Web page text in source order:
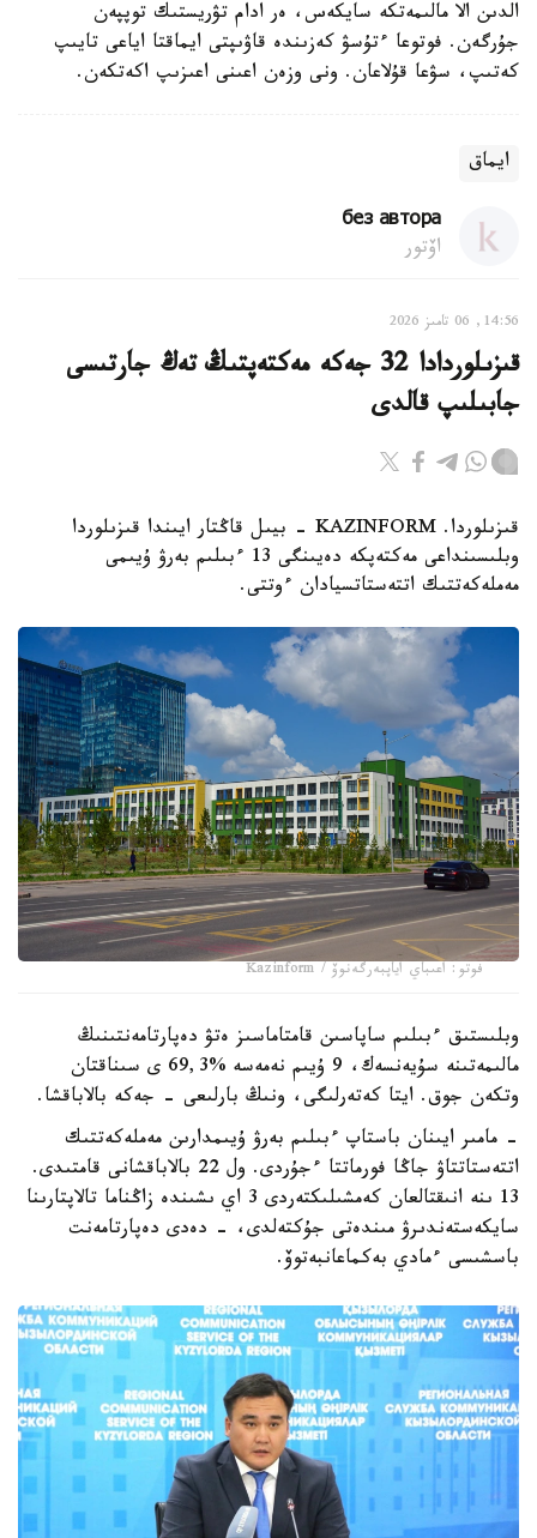
الدىن الا مالىمەتكە سايكەس، ەر ادام تۋريستىك توپپەن
جۇرگەن. فوتوعا ءتۇسۋ كەزىندە قاۋىپتى ايماقتا اياعى تايىپ
كەتىپ، سۋعا قۇلاعان. ونى وزەن اعىنى اعىزىپ اكەتكەن.
ايماق
без автора
اۆتور
14:56, 06 تامىز 2026
قىزىلوردادا 32 جەكە مەكتەپتىڭ تەڭ جارتىسى
جابىلىپ قالدى
قىزىلوردا. KAZINFORM - بيىل قاڭتار ايىندا قىزىلوردا
وبلىسىنداعى مەكتەپكە دەيىنگى 13 ءبىلىم بەرۋ ۇيىمى
مەملەكەتتىك اتتەستاتسيادان ءوتتى.
فوتو: اعىباي اياپبەرگەنوۆ / Kazinform
وبلىستىق ءبىلىم ساپاسىن قامتاماسىز ەتۋ دەپارتامەنتىنىڭ
مالىمەتىنە سۇيەنسەك، 9 ۇيىم نەمەسە %69,3 ى سىناقتان
وتكەن جوق. ايتا كەتەرلىگى، ونىڭ بارلىعى - جەكە بالاباقشا.
- مامىر ايىنان باستاپ ءبىلىم بەرۋ ۇيىمدارىن مەملەكەتتىك
اتتەستاتتاۋ جاڭا فورماتتا ءجۇردى. ول 22 بالاباقشانى قامتىدى.
13 ىنە انىقتالعان كەمشىلىكتەردى 3 اي ىشىندە زاڭناما تالاپتارىنا
سايكەستەندىرۋ مىندەتى جۇكتەلدى، - دەدى دەپارتامەنت
باسشىسى ءمادي بەكماعانبەتوۆ.